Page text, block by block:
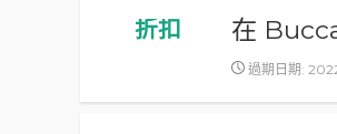
折扣 在
過期日期: